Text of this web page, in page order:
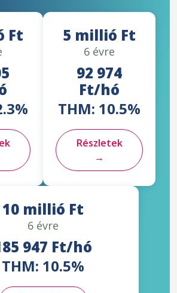
Ft 5 millió Ft
6 évre
92 974
Ft/hó
THM: 10.5%
Részletek
→
10 millió Ft
6 évre
947 Ft/hó
THM: 10.5%